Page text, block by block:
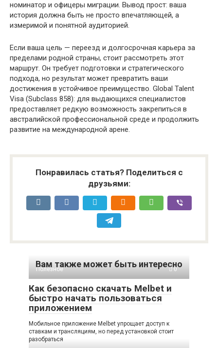
номинатор и офицеры миграции. Вывод прост: ваша
история должна быть не просто впечатляющей, а
измеримой и понятной аудиторией.
Если ваша цель — переезд и долгосрочная карьера за
пределами родной страны, стоит рассмотреть этот
маршрут. Он требует подготовки и стратегического
подхода, но результат может превратить ваши
достижения в устойчивое преимущество. Global Talent
Visa (Subclass 858): для выдающихся специалистов
предоставляет редкую возможность закрепиться в
австралийской профессиональной среде и продолжить
развитие на международной арене.
Понравилась статья? Поделиться с
друзьями:
Вам также может быть интересно
Полезное 0
Как безопасно скачать Melbet и
быстро начать пользоваться
приложением
Мобильное приложение Melbet упрощает доступ к
ставкам и трансляциям, но перед установкой стоит
разобраться